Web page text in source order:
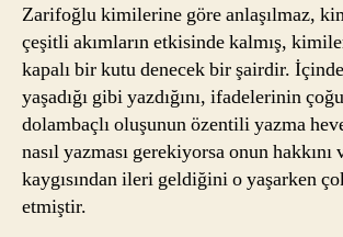
Zarifoğlu kimilerine göre anlaşılmaz,
çeşitli akımların etkisinde kalmış,
kapalı bir kutu denecek bir şairdir.
yaşadığı gibi yazdığını, ifadelerinin
dolambaçlı oluşunun özentili yazma
nasıl yazması gerekiyorsa onun hakkını
kaygısından ileri geldiğini o yaşarken
etmiştir.